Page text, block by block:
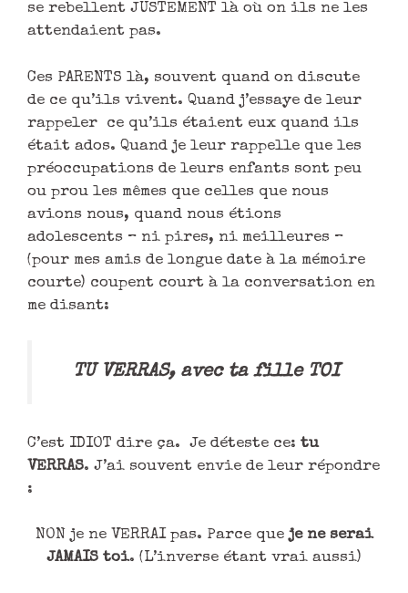
se rebellent JUSTEMENT là où on ils ne les
attendaient pas.
Ces PARENTS là, souvent quand on discute
de ce qu’ils vivent. Quand j’essaye de leur
rappeler ce qu’ils étaient eux quand ils
était ados. Quand je leur rappelle que les
préoccupations de leurs enfants sont peu
ou prou les mêmes que celles que nous
avions nous, quand nous étions
adolescents – ni pires, ni meilleures –
(pour mes amis de longue date à la mémoire
courte) coupent court à la conversation en
me disant:
TU VERRAS, avec ta fille TOI
C’est IDIOT dire ça. Je déteste ce: tu
VERRAS. J’ai souvent envie de leur répondre
:
NON je ne VERRAI pas. Parce queje ne serai
JAMAIS toi. (L’inverse étant vrai aussi)